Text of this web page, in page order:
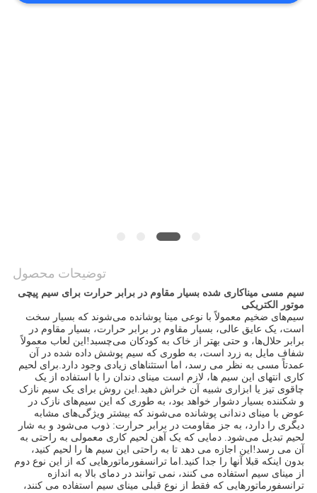
توضیحات محصول
سیم مسی میناکاری شده بسیار مقاوم در برابر حرارت برای سیم پیچی
موتور الکتریکی
سیم‌های ضخیم معمولاً با نوعی مینا پوشانده می‌شوند که بسیار سخت
است، یک عایق عالی، بسیار مقاوم در برابر حرارت، بسیار مقاوم در
برابر حلال‌ها، و حتی بهتر از خاک به کودکان می‌چسبد!این لعاب معمولاً
شفاف مایل به زرد است، به طوری که سیم پوشش داده شده در آن
عمدتاً مسی به نظر می رسد، اما استثناهای زیادی وجود دارد.برای لحیم
کاری انتهای این سیم ها، لازم است مینای دندان را با استفاده از یک
چاقوی تیز یا ابزاری شبیه آن خراش دهید.این روش برای یک سیم نازک
و شکننده بسیار دشوار خواهد بود، به طوری که این سیم‌های نازک در
عوض با مینای دندانی پوشانده می‌شوند که بیشتر ویژگی‌های مشابه
دیگری را دارد، به جز مقاومت در برابر حرارت: ذوب می‌شود و به شار
لحیم تبدیل می‌شود. دمایی که یک آهن لحیم کاری معمولی به راحتی به
آن می رسد!این اجازه می دهد تا به راحتی این سیم ها را لحیم کنید،
بدون اینکه قبلا آنها را جدا کنید.اما ترانسفورماتورهایی که از این نوع دوم
از مینای سیم استفاده می کنند، نمی توانند در دمای بالا به اندازه
ترانسفورماتورهایی که فقط از نوع قبلی مینای سیم استفاده می کنند،